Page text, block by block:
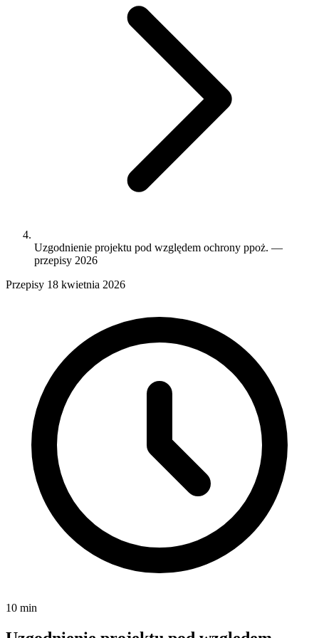
Uzgodnienie projektu pod względem ochrony ppoż. —
przepisy 2026
Przepisy 18 kwietnia 2026
10 min